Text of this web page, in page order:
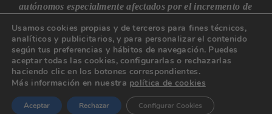
autónomos especialmente afectados por el incremento de
por el impacto de la guerra de agresión de Rusia contra
Ucrania.
Usamos cookies propias y de terceros para fines técnicos,
analíticos y publicitarios, y para personalizar el contenido
según tus preferencias y hábitos de navegación. Puedes
aceptar todas las cookies, configurarlas o rechazarlas
haciendo clic en los botones correspondientes.
Más información en nuestra política de cookies
Aceptar Rechazar Configurar Cookies